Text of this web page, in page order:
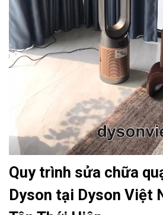
Quy trình sửa chữa
Dyson tại Dyson Việt